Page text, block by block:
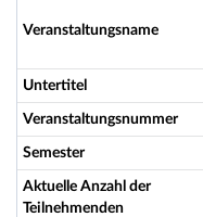
Veranstaltungsname
Untertitel
Veranstaltungsnummer
Semester
Aktuelle Anzahl der
Teilnehmenden